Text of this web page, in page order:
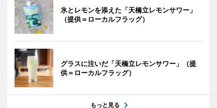
氷とレモンを添えた「天橋立レモンサワー」
（提供＝ローカルフラッグ）
グラスに注いだ「天橋立レモンサワー」（提
供＝ローカルフラッグ）
もっと見る